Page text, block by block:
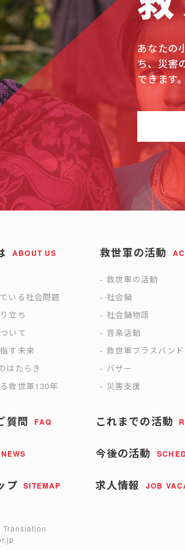
あなたの
ち、災害
できます
ABOUT US
いる社会問題
立ち
いて
す未来
はたらき
救世軍130年
救世軍の活動
救世軍の活動
社会鍋
社会鍋物語
音楽活動
救世軍ブラスバン
バザー
災害支援
質問 FAQ これまでの活動
今後の活動
NEWS
プ SITEMAP 求人情報 JOB
Translation